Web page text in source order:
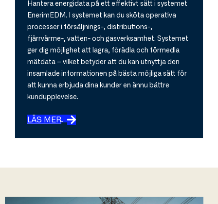
Hantera energidata på ett effektivt sätt i systemet
EnerimEDM. I systemet kan du sköta operativa
processer i försäljnings-, distributions-,
fjärrvärme-, vatten- och gasverksamhet. Systemet
ger dig möjlighet att lagra, förädla och förmedla
mätdata – vilket betyder att du kan utnyttja den
insamlade informationen på bästa möjliga sätt för
att kunna erbjuda dina kunder en ännu bättre
kundupplevelse.
LÄS MER